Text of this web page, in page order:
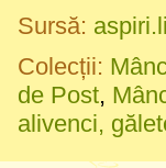
Sursă:
Colecții:
de Post,
alivenci,